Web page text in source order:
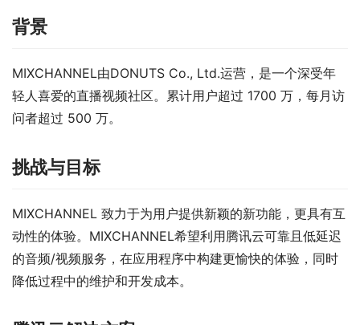
背景
MIXCHANNEL由DONUTS Co., Ltd.运营，是一个深受年
轻人喜爱的直播视频社区。累计用户超过 1700 万，每月访
问者超过 500 万。
挑战与目标
MIXCHANNEL 致力于为用户提供新颖的新功能，更具有互
动性的体验。MIXCHANNEL希望利用腾讯云可靠且低延迟
的音频/视频服务，在应用程序中构建更愉快的体验，同时
降低过程中的维护和开发成本。